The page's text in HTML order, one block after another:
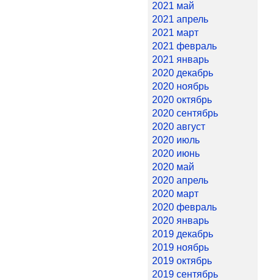
2021 май
2021 апрель
2021 март
2021 февраль
2021 январь
2020 декабрь
2020 ноябрь
2020 октябрь
2020 сентябрь
2020 август
2020 июль
2020 июнь
2020 май
2020 апрель
2020 март
2020 февраль
2020 январь
2019 декабрь
2019 ноябрь
2019 октябрь
2019 сентябрь